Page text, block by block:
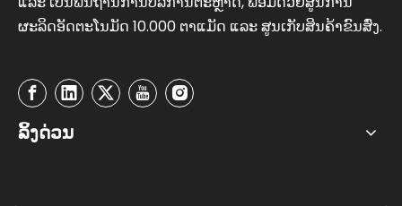
ຜະລິດ​ອັດຕະໂນມັດ 10.000 ຕາ​ແມັດ ​ແລະ ສູນ​ເກັບ​ສິນຄ້າ​ຂົນ​ສົ່ງ.
ລິ້ງດ່ວນ